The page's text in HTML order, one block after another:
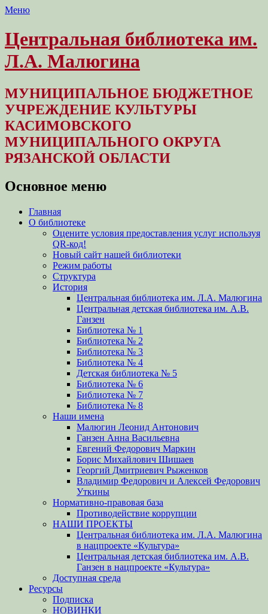
Меню
Центральная библиотека им.
Л.А. Малюгина
МУНИЦИПАЛЬНОЕ БЮДЖЕТНОЕ
УЧРЕЖДЕНИЕ КУЛЬТУРЫ
КАСИМОВСКОГО
МУНИЦИПАЛЬНОГО ОКРУГА
РЯЗАНСКОЙ ОБЛАСТИ
Основное меню
Перейти
содержимому
Главная
О библиотеке
Оцените условия предоставления услуг используя
QR-код!
Новый сайт нашей библиотеки
Режим работы
Структура
История
Центральная библиотека им. Л.А. Малюгина
Центральная детская библиотека им. А.В.
Ганзен
Библиотека № 1
Библиотека № 2
Библиотека № 3
Библиотека № 4
Детская библиотека № 5
Библиотека № 6
Библиотека № 7
Библиотека № 8
Наши имена
Малюгин Леонид Антонович
Ганзен Анна Васильевна
Евгений Федорович Маркин
Борис Михайлович Шишаев
Георгий Дмитриевич Рыженков
Владимир Федорович и Алексей Федорович
Уткины
Нормативно-правовая база
Противодействие коррупции
НАШИ ПРОЕКТЫ
Центральная библиотека им. Л.А. Малюгина
в нацпроекте «Культура»
Центральная детская библиотека им. А.В.
Ганзен в нацпроекте «Культура»
Доступная среда
Ресурсы
Подписка
НОВИНКИ